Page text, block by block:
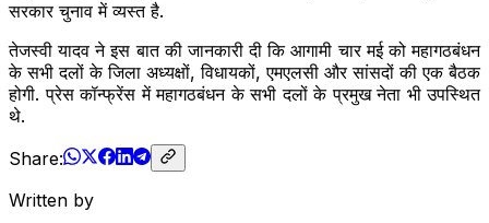
सरकार चुनाव में व्यस्त है.
तेजस्वी यादव ने इस बात की जानकारी दी कि आगामी चार मई को महागठबंधन
के सभी दलों के जिला अध्यक्षों, विधायकों, एमएलसी और सांसदों की एक बैठक
होगी. प्रेस कॉन्फ्रेंस में महागठबंधन के सभी दलों के प्रमुख नेता भी उपस्थित
थे.
Share:
Written by